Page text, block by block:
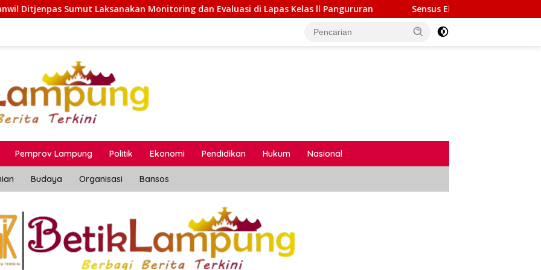
Monitoring dan Evaluasi di Lapas Kelas ll Pangururan Sensus Ekonomi 2026, Pemprov Lampung Tekankan
Pemprov Lampung Politik Ekonomi Pendidikan Hukum Nasional
Budaya Organisasi Bansos